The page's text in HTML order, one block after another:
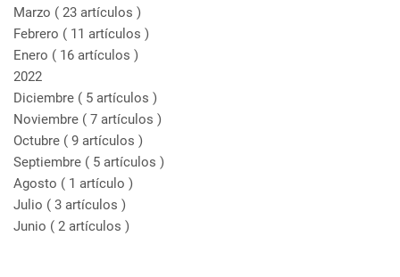
Marzo ( 23 artículos )
Febrero ( 11 artículos )
Enero ( 16 artículos )
2022
Diciembre ( 5 artículos )
Noviembre ( 7 artículos )
Octubre ( 9 artículos )
Septiembre ( 5 artículos )
Agosto ( 1 artículo )
Julio ( 3 artículos )
Junio ( 2 artículos )